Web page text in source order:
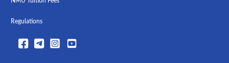
Regulations